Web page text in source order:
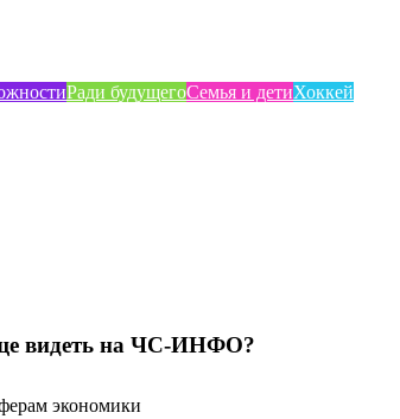
Ради будущегоСемья и детиХоккей
видеть на ЧС-ИНФО?
экономики